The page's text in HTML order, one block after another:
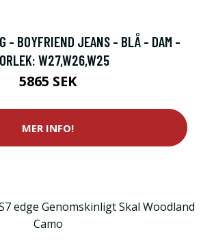
- BOYFRIEND JEANS - BLÅ - DAM -
W27,W26,W25
5865 SEK
MER INFO!